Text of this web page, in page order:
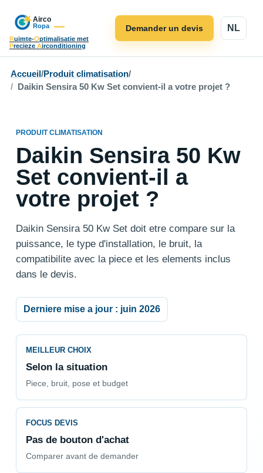
Ruimte-Optimalisatie met
Precieze Airconditioning
NL
Demander un devis
Accueil /Produit climatisation/
Daikin Sensira 50 Kw Set convient-il a votre projet ?
PRODUIT CLIMATISATION
Daikin Sensira 50 Kw
Set convient-il a
votre projet ?
Daikin Sensira 50 Kw Set doit etre compare sur la
puissance, le type d'installation, le bruit, la
compatibilite avec la piece et les elements inclus
dans le devis.
Derniere mise a jour : juin 2026
MEILLEUR CHOIX
Selon la situation
Piece, bruit, pose et budget
FOCUS DEVIS
Pas de bouton d'achat
Comparer avant de demander